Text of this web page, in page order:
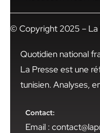
© Copyright 2025 – La
Quotidien national
La Presse est une
tunisien. Analyses,
Contact:
Email :